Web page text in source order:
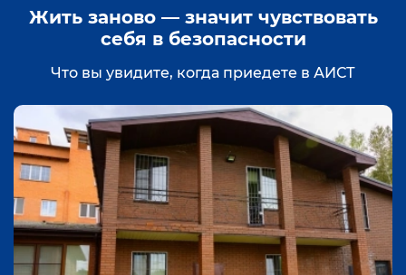
Жить заново — значит чувствовать
себя в безопасности
Что вы увидите, когда приедете в АИСТ